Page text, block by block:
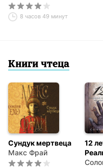
похищения и
силы духа
8 часов 49 минут
Книги чтеца
Сундук мертвеца
Макс Фрай
12